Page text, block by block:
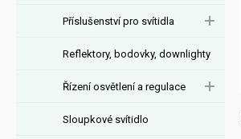
Příslušenství pro svítidla
Reflektory, bodovky, downlighty
Řízení osvětlení a regulace
Sloupkové svítidlo